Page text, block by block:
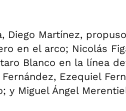
Diego Martínez,
en el arco; Nicolás
Blanco en la línea
Ezequiel
y Miguel Ángel